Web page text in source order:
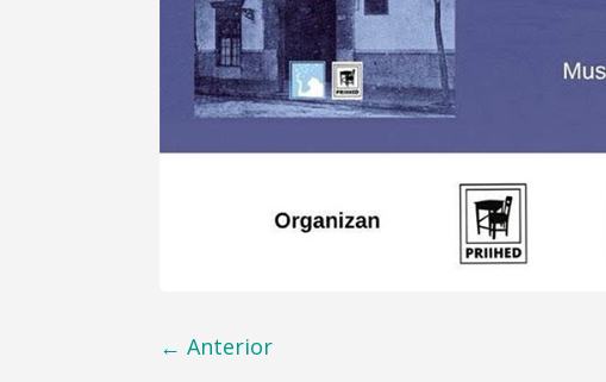
←Anterior